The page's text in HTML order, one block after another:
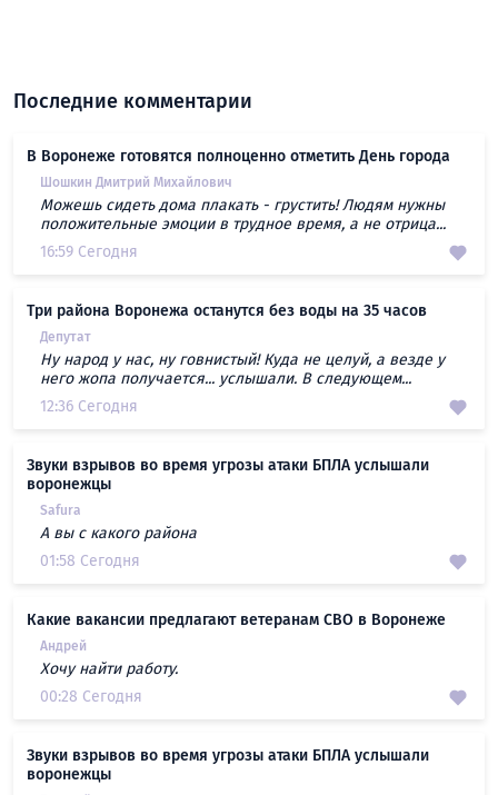
Последние комментарии
В Воронеже готовятся полноценно отметить День города
Шошкин Дмитрий Михайлович
Можешь сидеть дома плакать - грустить! Людям нужны
положительные эмоции в трудное время, а не отрица...
16:59 Сегодня
Три района Воронежа останутся без воды на 35 часов
Депутат
Ну народ у нас, ну говнистый! Куда не целуй, а везде у
него жопа получается... услышали. В следующем...
12:36 Сегодня
Звуки взрывов во время угрозы атаки БПЛА услышали
воронежцы
Safura
А вы с какого района
01:58 Сегодня
Какие вакансии предлагают ветеранам СВО в Воронеже
Андрей
Хочу найти работу.
00:28 Сегодня
Звуки взрывов во время угрозы атаки БПЛА услышали
воронежцы